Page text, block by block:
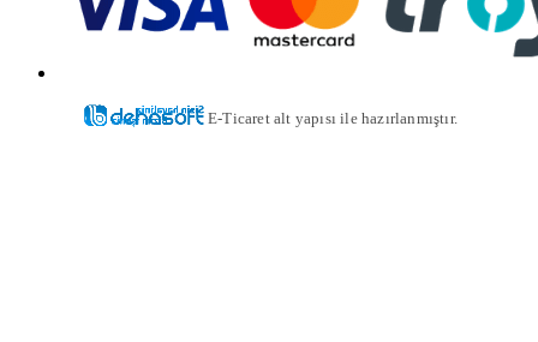
E-Ticaret alt yapısı ile hazırlanmıştır.